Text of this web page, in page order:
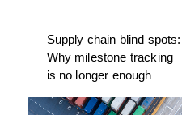
Supply chain blind spots:
Why milestone tracking
is no longer enough